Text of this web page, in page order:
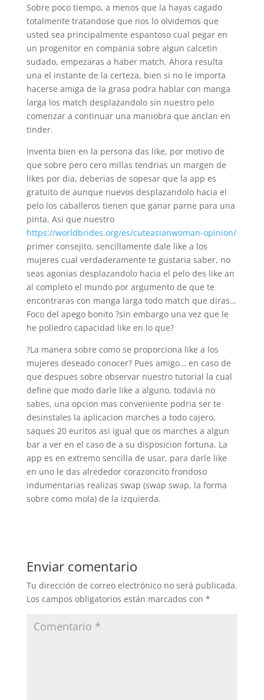
Sobre poco tiempo, a menos que la hayas cagado
totalmente tratandose que nos lo olvidemos que
usted sea principalmente espantoso cual pegar en
un progenitor en compania sobre algun calcetin
sudado, empezaras a haber match. Ahora resulta
una el instante de la certeza, bien si no le importa
hacerse amiga de la grasa podra hablar con manga
larga los match desplazandolo sin nuestro pelo
comenzar a continuar una maniobra que anclan en
tinder.
Inventa bien en la persona das like, por motivo de
que sobre pero cero millas tendri­as un margen de
likes por dia, deberias de sopesar que la app es
gratuito de aunque nuevos desplazandolo hacia el
pelo los caballeros tienen que ganar parne para una
pinta. Asi que nuestro
https://worldbrides.org/es/cuteasianwoman-opinion/
primer consejito, sencillamente dale like a los
mujeres cual verdaderamente te gustaria saber, no
seas agonias desplazandolo hacia el pelo des like an
al completo el mundo por argumento de que te
encontraras con manga larga todo match que diras…
Foco del apego bonito ?sin embargo una vez que le
he poliedro capacidad like en lo que?
?La manera sobre como se proporciona like a los
mujeres deseado conocer? Pues amigo… en caso de
que despues sobre observar nuestro tutorial la cual
define que modo darle like a alguno, todavia no
sabes, una opcion mas conveniente podri­a ser te
desinstales la aplicacion marches a todo cajero,
saques 20 euritos asi­ igual que os marches a algun
bar a ver en el caso de a su disposicion fortuna. La
app es en extremo sencilla de usar, para darle like
en uno le das alrededor corazoncito frondoso
indumentarias realizas swap (swap swap, la forma
sobre como mola) de la izquierda.
Enviar comentario
Tu dirección de correo electrónico no será publicada.
Los campos obligatorios están marcados con *